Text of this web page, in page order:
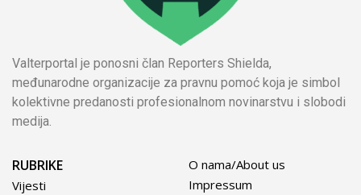
Valterportal je ponosni član Reporters Shielda,
međunarodne organizacije za pravnu pomoć koja je simbol
kolektivne predanosti profesionalnom novinarstvu i slobodi
medija.
RUBRIKE
Vijesti
O nama/About us
Impressum